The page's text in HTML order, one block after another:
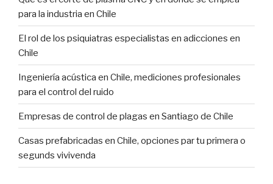
para la industria en Chile
El rol de los psiquiatras especialistas en adicciones en
Chile
Ingeniería acústica en Chile, mediciones profesionales
para el control del ruido
Empresas de control de plagas en Santiago de Chile
Casas prefabricadas en Chile, opciones par tu primera o
segunds vivivenda